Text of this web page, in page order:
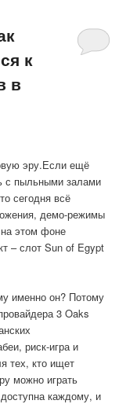
к
в
эру.Если ещё
с пыльными залами
сегодня всё
демо-режимы
этом фоне
– слот Sun of Egypt
именно он? Потому
3 Oaks
риск-игра и
тех, кто ищет
можно играть
каждому, и